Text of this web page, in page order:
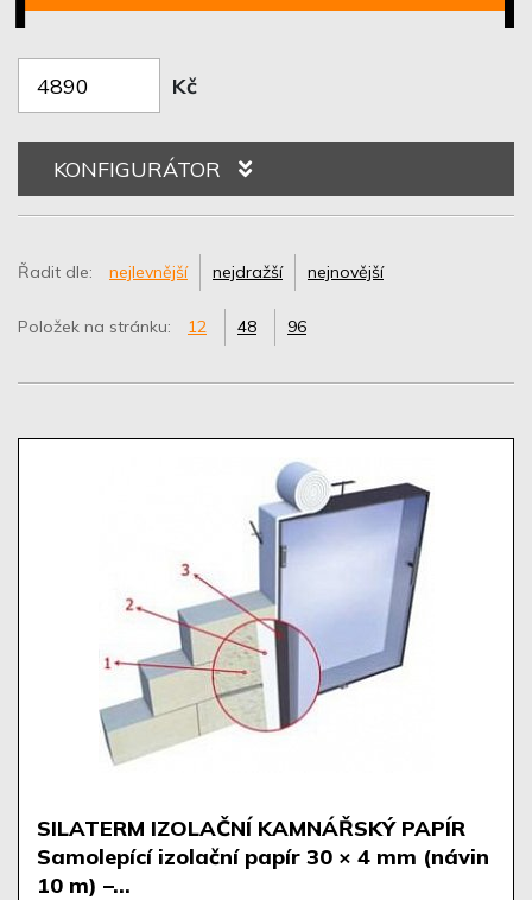
Kč
KONFIGURÁTOR
Řadit dle: nejlevnější nejdražší nejnovější
Položek na stránku: 12 48 96
SILATERM IZOLAČNÍ KAMNÁŘSKÝ PAPÍR
Samolepící izolační papír 30 × 4 mm (návin
10 m) –…